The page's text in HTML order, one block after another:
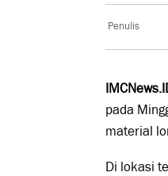
Penulis
pada
material
Di lokasi